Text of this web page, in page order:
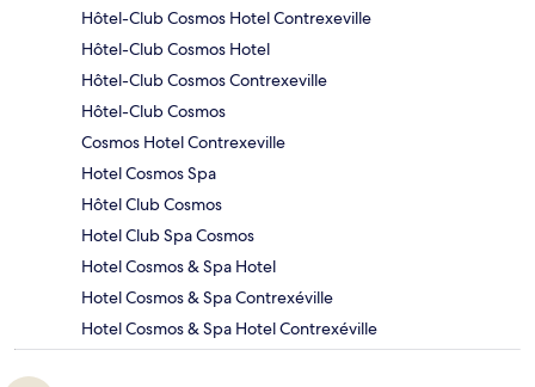
Hôtel-Club Cosmos Hotel Contrexeville
Hôtel-Club Cosmos Hotel
Hôtel-Club Cosmos Contrexeville
Hôtel-Club Cosmos
Cosmos Hotel Contrexeville
Hotel Cosmos Spa
Hôtel Club Cosmos
Hotel Club Spa Cosmos
Hotel Cosmos & Spa Hotel
Hotel Cosmos & Spa Contrexéville
Hotel Cosmos & Spa Hotel Contrexéville